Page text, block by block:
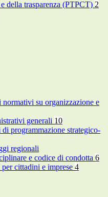
della trasparenza (PTPCT) 2
su organizzazione e
generali 10
programmazione strategico-
regionali
e codice di condotta 6
cittadini e imprese 4